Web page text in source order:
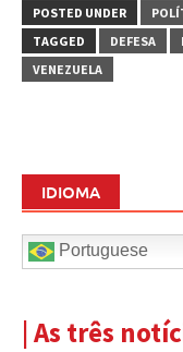
POSTED UNDER
TAGGED
DEFESA
VENEZUELA
IDIOMA
Portuguese
| As três